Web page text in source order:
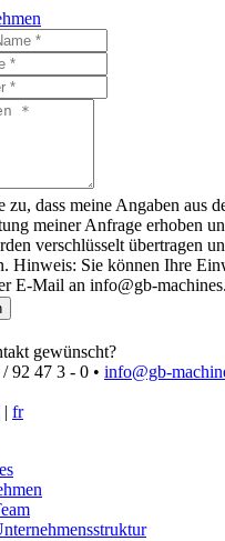
zu, dass meine Angaben aus
meiner Anfrage erhoben
verschlüsselt übertragen
Hinweis: Sie können Ihre
E-Mail an info@gb-
gewünscht?
92 47 3 - 0 • info@gb-
| fr